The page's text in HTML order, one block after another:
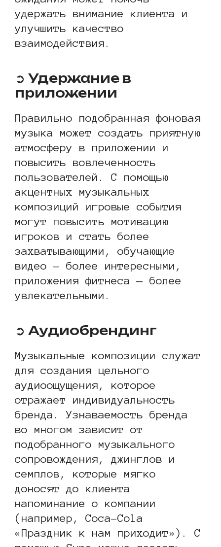
удержать внимание клиента и
улучшить качество
взаимодействия.
➲ Удержание в
приложении
Правильно подобранная фоновая
музыка может создать приятную
атмосферу в приложении и
повысить вовлеченность
пользователей. С помощью
акцентных музыкальных
композиций игровые события
могут повысить мотивацию
игроков и стать более
захватывающими, обучающие
видео — более интересными,
приложения фитнеса — более
увлекательными.
➲ Аудиобрендинг
Музыкальные композиции служат
для создания цельного
аудиоощущения, которое
отражает индивидуальность
бренда. Узнаваемость бренда
во многом зависит от
подобранного музыкального
сопровождения, джинглов и
семплов, которые мягко
доносят до клиента
напоминание о компании
(например, Coca-Cola
«Праздник к нам приходит»). С